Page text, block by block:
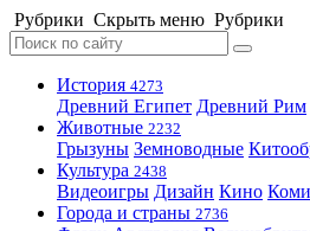
Рубрики Скрыть меню Рубрики
История 4273
Древний Египет Древний Рим
Животные 2232
Грызуны Земноводные
Культура 2438
Видеоигры Дизайн Кино
Города и страны 2736